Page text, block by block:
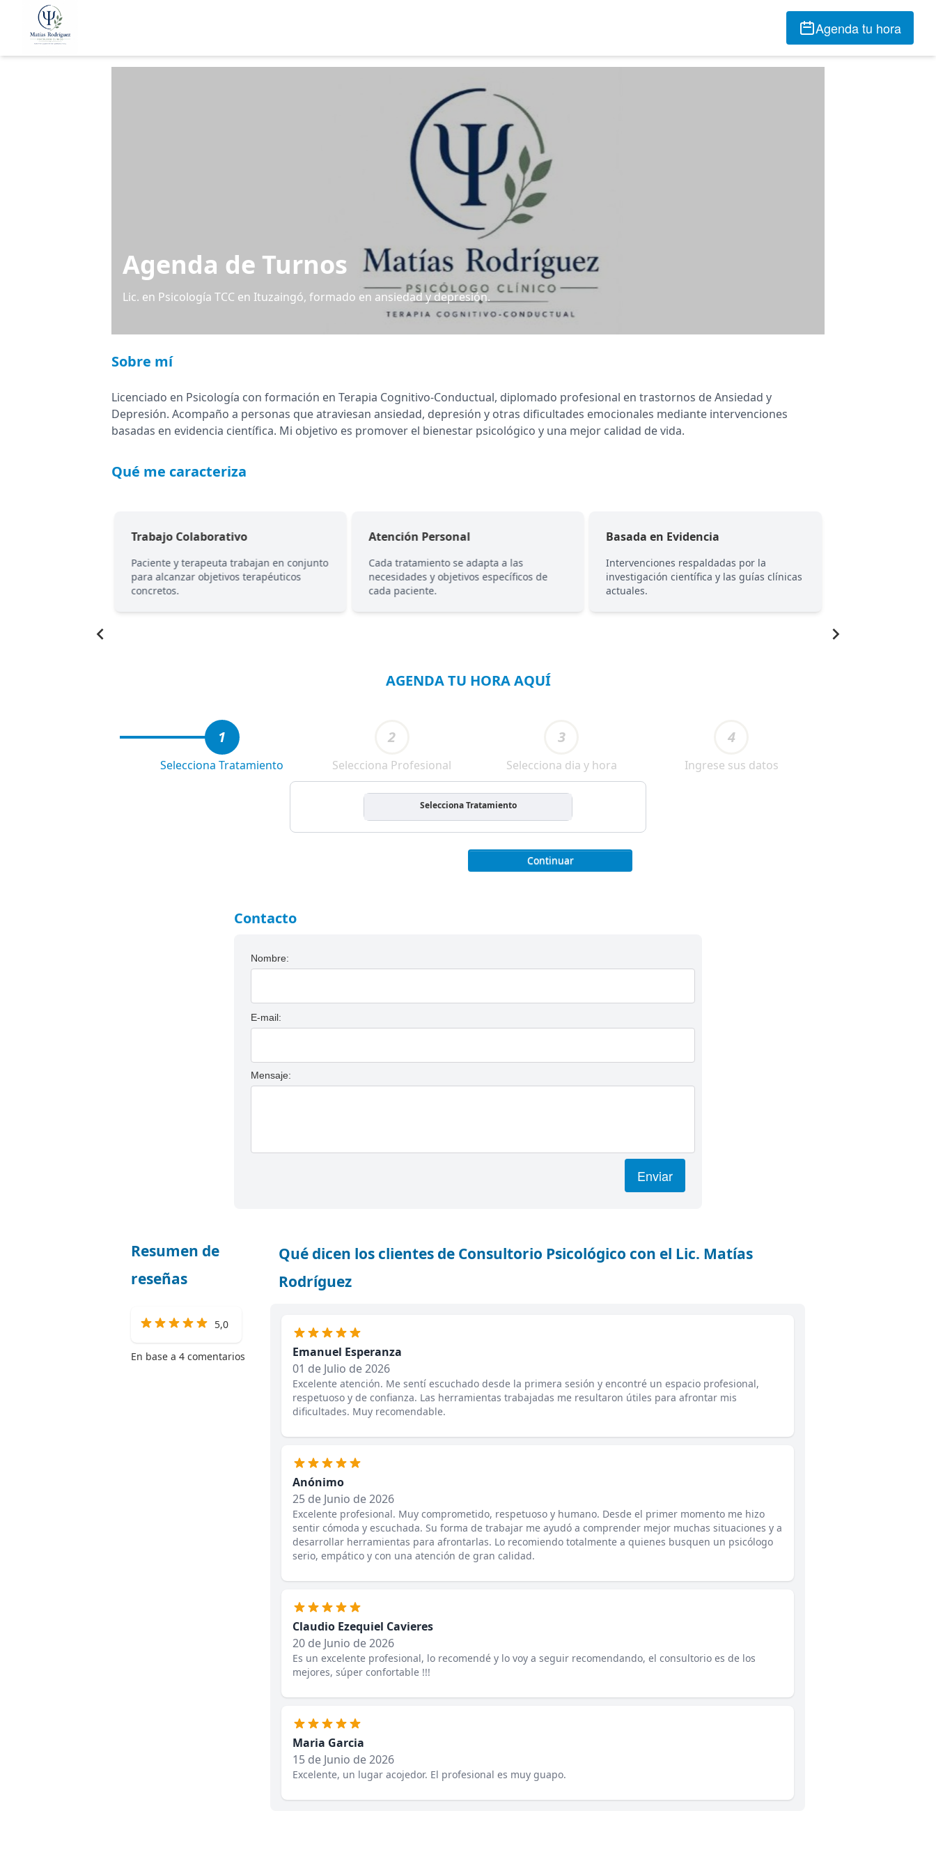
Agenda tu hora
Agenda de Turnos
Lic. en Psicología TCC en Ituzaingó, formado en ansiedad y depresión.
Sobre mí
Licenciado en Psicología con formación en Terapia Cognitivo-Conductual, diplomado profesional en trastornos de Ansiedad y
Depresión. Acompaño a personas que atraviesan ansiedad, depresión y otras dificultades emocionales mediante intervenciones
basadas en evidencia científica. Mi objetivo es promover el bienestar psicológico y una mejor calidad de vida.
Qué me caracteriza
Trabajo Colaborativo
Paciente y terapeuta trabajan en conjunto
para alcanzar objetivos terapéuticos
concretos.
Atención Personal
Cada tratamiento se adapta a las
necesidades y objetivos específicos de
cada paciente.
Basada en Evidencia
Intervenciones respaldadas por la
investigación científica y las guías clínicas
actuales.
AGENDA TU HORA AQUÍ
1
Selecciona Tratamiento
2
Selecciona Profesional
3
Selecciona dia y hora
4
Ingrese sus datos
Selecciona Tratamiento
Continuar
Contacto
Nombre:
E-mail:
Mensaje:
Enviar
Resumen de
reseñas
5,0
En base a 4 comentarios
Qué dicen los clientes de Consultorio Psicológico con el Lic. Matías
Rodríguez
Emanuel Esperanza
01 de Julio de 2026
Excelente atención. Me sentí escuchado desde la primera sesión y encontré un espacio profesional,
respetuoso y de confianza. Las herramientas trabajadas me resultaron útiles para afrontar mis
dificultades. Muy recomendable.
Anónimo
25 de Junio de 2026
Excelente profesional. Muy comprometido, respetuoso y humano. Desde el primer momento me hizo
sentir cómoda y escuchada. Su forma de trabajar me ayudó a comprender mejor muchas situaciones y a
desarrollar herramientas para afrontarlas. Lo recomiendo totalmente a quienes busquen un psicólogo
serio, empático y con una atención de gran calidad.
Claudio Ezequiel Cavieres
20 de Junio de 2026
Es un excelente profesional, lo recomendé y lo voy a seguir recomendando, el consultorio es de los
mejores, súper confortable !!!
Maria Garcia
15 de Junio de 2026
Excelente, un lugar acojedor. El profesional es muy guapo.